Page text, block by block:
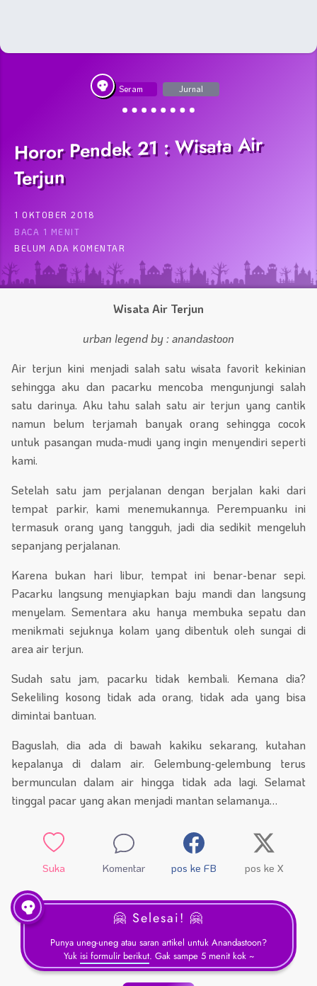
Seram Jurnal
Horor Pendek 21 : Wisata Air
Terjun
1 OKTOBER 2018
BACA 1 MENIT
BELUM ADA KOMENTAR
Wisata Air Terjun
urban legend by : anandastoon
Air terjun kini menjadi salah satu wisata favorit kekinian
sehingga aku dan pacarku mencoba mengunjungi salah
satu darinya. Aku tahu salah satu air terjun yang cantik
namun belum terjamah banyak orang sehingga cocok
untuk pasangan muda-mudi yang ingin menyendiri seperti
kami.
Setelah satu jam perjalanan dengan berjalan kaki dari
tempat parkir, kami menemukannya. Perempuanku ini
termasuk orang yang tangguh, jadi dia sedikit mengeluh
sepanjang perjalanan.
Karena bukan hari libur, tempat ini benar-benar sepi.
Pacarku langsung menyiapkan baju mandi dan langsung
menyelam. Sementara aku hanya membuka sepatu dan
menikmati sejuknya kolam yang dibentuk oleh sungai di
area air terjun.
Sudah satu jam, pacarku tidak kembali. Kemana dia?
Sekeliling kosong tidak ada orang, tidak ada yang bisa
dimintai bantuan.
Baguslah, dia ada di bawah kakiku sekarang, kutahan
kepalanya di dalam air. Gelembung-gelembung terus
bermunculan dalam air hingga tidak ada lagi. Selamat
tinggal pacar yang akan menjadi mantan selamanya…
Suka Komentar pos ke FB pos ke X
🤗 Selesai! 🤗
Punya uneg-uneg atau saran artikel untuk Anandastoon?
Yuk isi formulir berikut. Gak sampe 5 menit kok ~